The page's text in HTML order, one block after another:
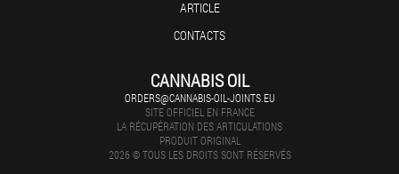
ARTICLE
CONTACTS
CANNABIS OIL
ORDERS@CANNABIS-OIL-JOINTS.EU
SITE OFFICIEL EN FRANCE
LA RÉCUPÉRATION DES ARTICULATIONS
PRODUIT ORIGINAL
2026 © TOUS LES DROITS SONT RÉSERVÉS